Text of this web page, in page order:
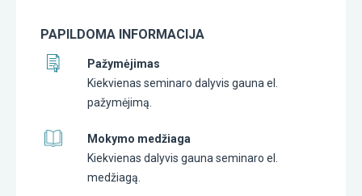
PAPILDOMA INFORMACIJA
Pažymėjimas
Kiekvienas seminaro dalyvis gauna el.
pažymėjimą.
Mokymo medžiaga
Kiekvienas dalyvis gauna seminaro el.
medžiagą.